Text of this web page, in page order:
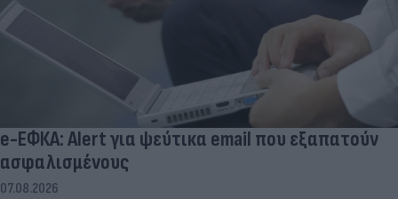
e-ΕΦΚΑ: Alert για ψεύτικα email που εξαπατούν
ασφαλισμένους
07.08.2026